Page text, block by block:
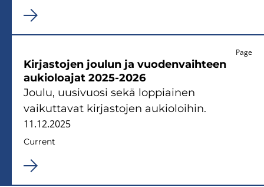
Page
Kirjastojen joulun ja vuodenvaihteen
aukioloajat 2025-2026
Joulu, uusivuosi sekä loppiainen
vaikuttavat kirjastojen aukioloihin.
11.12.2025
Current